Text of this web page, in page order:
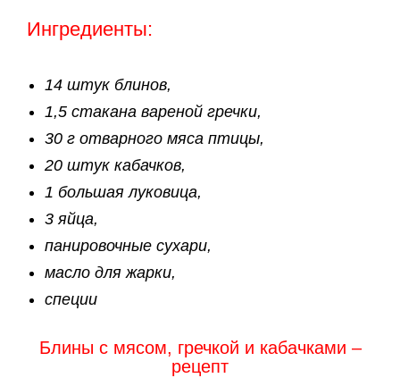
Ингредиенты:
14 штук блинов,
1,5 стакана вареной гречки,
30 г отварного мяса птицы,
20 штук кабачков,
1 большая луковица,
3 яйца,
панировочные сухари,
масло для жарки,
специи
Блины с мясом, гречкой и кабачками –
рецепт